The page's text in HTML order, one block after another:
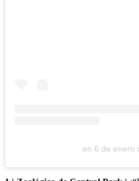
en 6 de enero